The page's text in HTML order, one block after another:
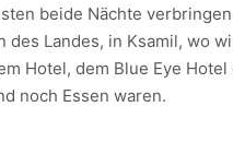
beide Nächte
des Landes, in Ksamil, wo
Hotel, dem Blue Eye
noch Essen waren.